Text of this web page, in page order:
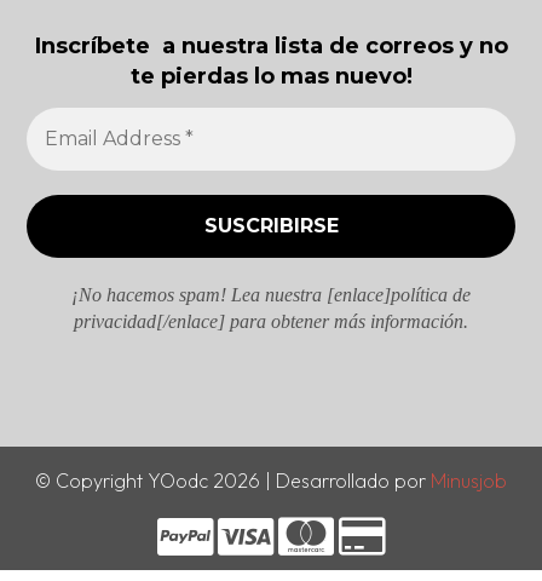
Inscríbete a nuestra lista de correos y no
te pierdas lo mas nuevo!
¡No hacemos spam! Lea nuestra [enlace]política de
privacidad[/enlace] para obtener más información.
© Copyright YOodc 2026 | Desarrollado por Minusjob